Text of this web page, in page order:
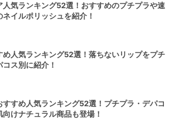
人気ランキング52選！おすすめのプチプラや速
イルポリッシュを紹介！
め人気ランキング52選！落ちないリップをプチ
ス別に紹介！
すすめ人気ランキング52選！プチプラ・デパコ
向けナチュラル商品も登場！